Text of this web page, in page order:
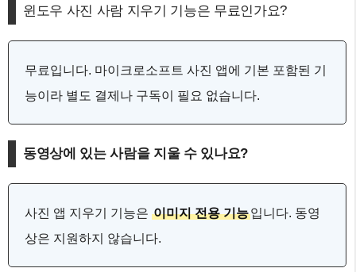
윈도우 사진 사람 지우기 기능은 무료인가요?
무료입니다. 마이크로소프트 사진 앱에 기본 포함된 기
능이라 별도 결제나 구독이 필요 없습니다.
동영상에 있는 사람을 지울 수 있나요?
사진 앱 지우기 기능은 이미지 전용 기능입니다. 동영
상은 지원하지 않습니다.